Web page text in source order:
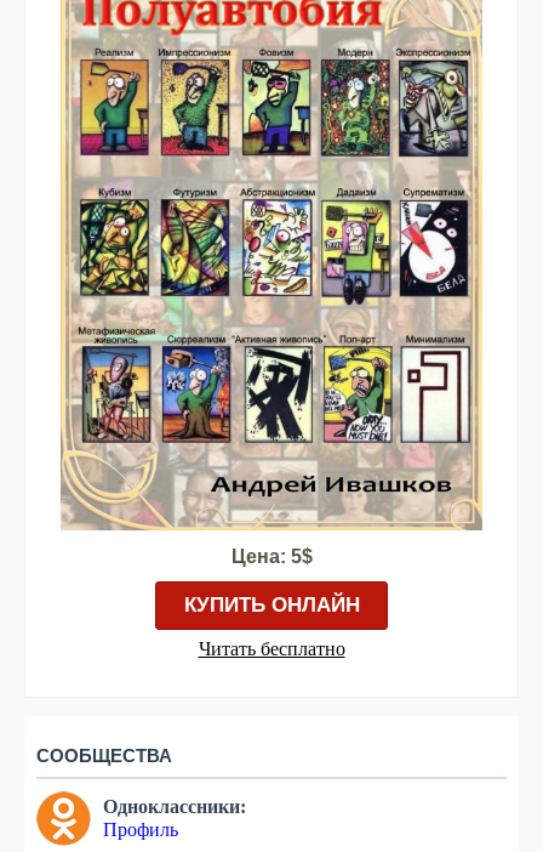
Цена: 5$
КУПИТЬ ОНЛАЙН
Читать бесплатно
СООБЩЕСТВА
Одноклассники:
Профиль